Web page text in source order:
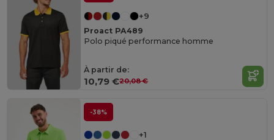
+9
Proact PA489
Polo piqué performance homme
À partir de:
10,79 €20,08 €
-38%
+1